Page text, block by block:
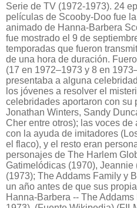
Serie de TV (1972-1973). 24
películas de Scooby-Doo fue
animado de Hanna-Barbera
fue mostrado el 9 de
temporadas que fueron
de una hora de duración.
(17 en 1972–1973 y 8 en
presentaba a alguna
los jóvenes a resolver el
celebridades aportaron con su
Jonathan Winters, Sandy
Cher entre otros); las voces
con la ayuda de imitadores
el flaco), y el resto eran
personajes de The Harlem
Gatimelódicas (1970),
(1973); The Addams Family y
un año antes de que sus
Hanna-Barbera -- The